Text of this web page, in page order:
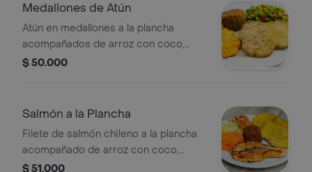
Medallones de Atún
Atún en medallones a la plancha
acompañados de arroz con coco,
patacones, ensalada de lechuga,
$ 50.000
Salmón a la Plancha
Filete de salmón chileno a la plancha
acompañado de arroz con coco,
patacones , ensalada de lechuga,
$ 51.000